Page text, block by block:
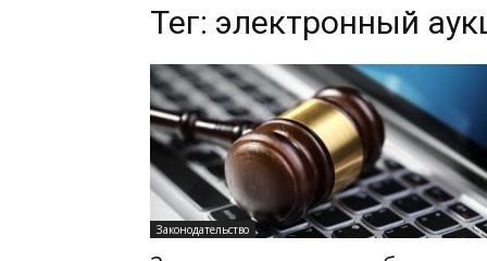
Тег: электронный
Законодательство